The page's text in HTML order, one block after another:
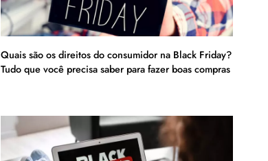
Quais são os direitos do consumidor na Black Friday?
Tudo que você precisa saber para fazer boas compras